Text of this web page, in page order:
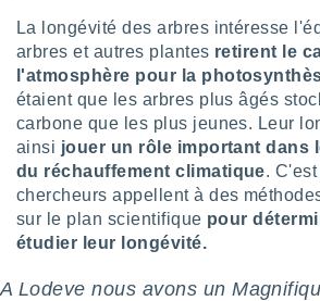
des
pour
votre
ce site
IP et
La longévité des arbres intéresse
arbres et autres plantes retirent le
l'atmosphère pour la
étaient que les arbres plus âgés
carbone que les plus jeunes. Leur
ainsi jouer un rôle important dans
du réchauffement climatique.
chercheurs appellent à des
sur le plan scientifique pour
étudier leur longévité.
A Lodeve nous avons un